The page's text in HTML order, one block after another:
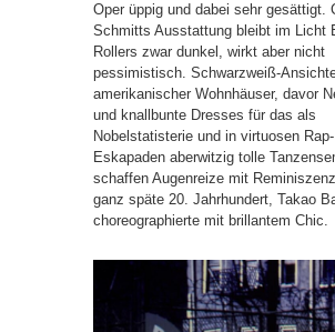
Oper üppig und dabei sehr gesättigt.
Schmitts Ausstattung bleibt im Licht
Rollers zwar dunkel, wirkt aber nicht
pessimistisch. Schwarzweiß-
amerikanischer Wohnhäuser, davor
und knallbunte Dresses für das als
Nobelstatisterie und in virtuosen Rap-
Eskapaden aberwitzig tolle
schaffen Augenreize mit
ganz späte 20. Jahrhundert, Takao
choreographierte mit brillantem Chic.